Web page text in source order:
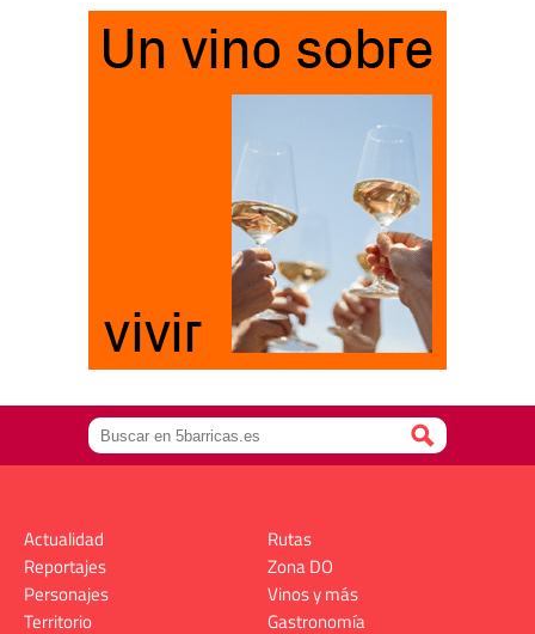
Actualidad
Reportajes
Personajes
Territorio
Rutas
Zona DO
Vinos y más
Gastronomía